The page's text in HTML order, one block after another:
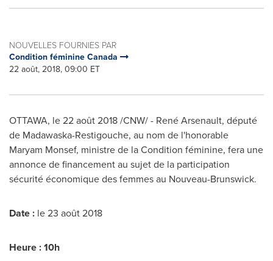
NOUVELLES FOURNIES PAR
Condition féminine Canada
22 août, 2018, 09:00 ET
OTTAWA, le 22 août 2018 /CNW/ - René Arsenault, député
de Madawaska-Restigouche, au nom de l'honorable
Maryam Monsef, ministre de la Condition féminine, fera une
annonce de financement au sujet de la participation
sécurité économique des femmes au Nouveau-Brunswick.
Date: le 23 août 2018
Heure : 10h